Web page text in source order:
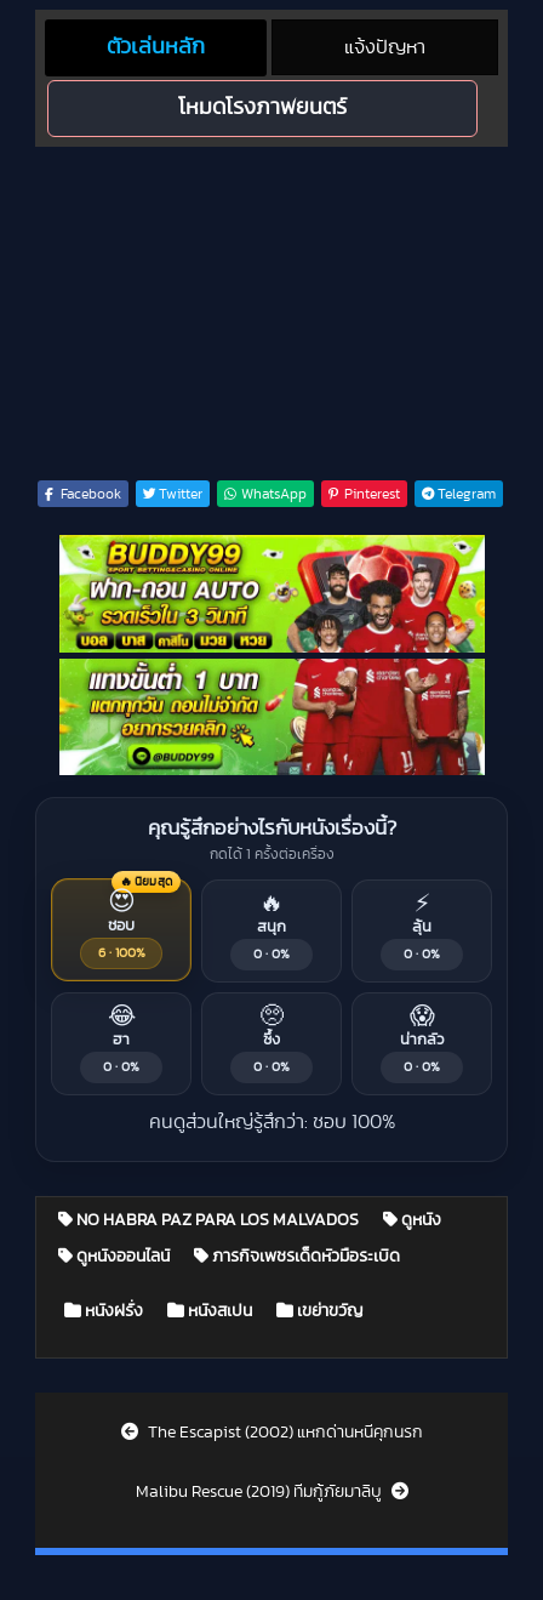
ตัวเล่นหลัก แจ้งปัญหา
โหมดโรงภาพยนตร์
Facebook Twitter WhatsApp Pinterest Telegram
คุณรู้สึกอย่างไรกับหนังเรื่องนี้?
กดได้ 1 ครั้งต่อเครื่อง
🔥 นิยมสุด
😍
ชอบ
6 · 100%
🔥
สนุก
0 · 0%
⚡
ลุ้น
0 · 0%
😂
ฮา
0 · 0%
🥺
ซึ้ง
0 · 0%
😱
น่ากลัว
0 · 0%
คนดูส่วนใหญ่รู้สึกว่า: ชอบ 100%
NO HABRA PAZ PARA LOS MALVADOS ดูหนัง
ดูหนังออนไลน์ ภารกิจเพชรเด็ดหัวมือระเบิด
Posted in
หนังฝรั่ง หนังสเปน เขย่าขวัญ
Post navigationThe Escapist (2002) แหกด่านหนีคุกนรก
Malibu Rescue (2019) ทีมกู้ภัยมาลิบู